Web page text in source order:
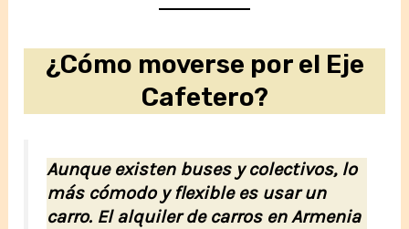
¿Cómo moverse por el Eje
Cafetero?
Aunque existen buses y colectivos, lo
más cómodo y flexible es usar un
carro. El alquiler de carros en Armenia